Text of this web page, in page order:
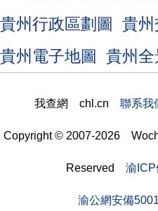
貴州行政區劃圖 貴州
貴州電子地圖 貴州全
我查網 chl.cn 聯系
Copyright © 2007-2026
Reserved 渝
渝公網安備